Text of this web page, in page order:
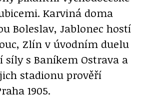
Karviná doma
Boleslav, Jablonec hostí
Zlín v úvodním duelu
síly s Baníkem Ostrava a
stadionu prověří
1905.